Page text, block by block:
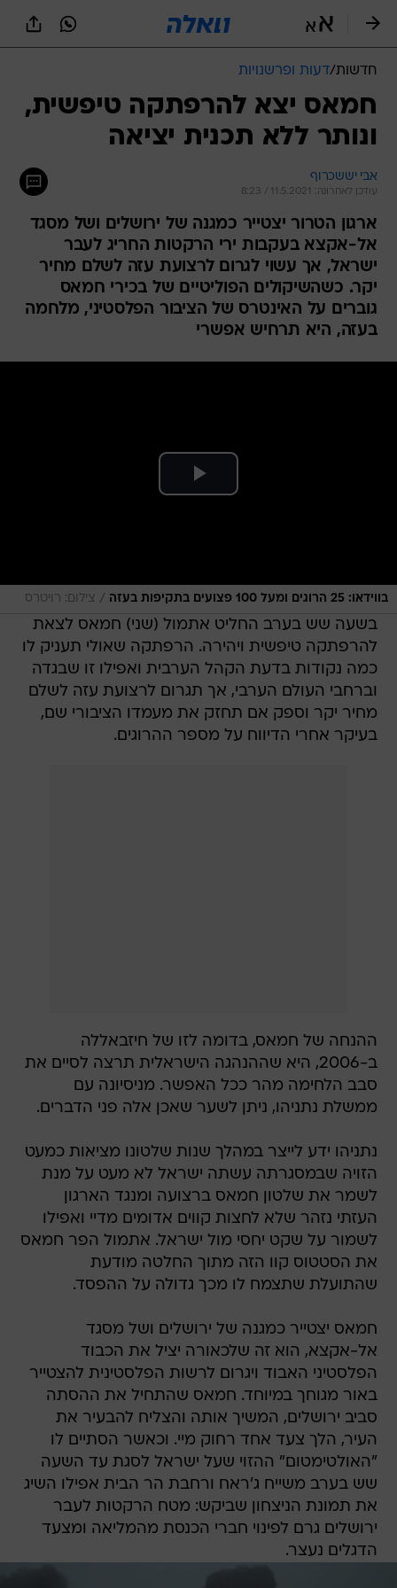
חדשות/דעות ופרשנויות
חמאס יצא להרפתקה טיפשית,
ונותר ללא תכנית יציאה
אבי יששכרוף
עודכן לאחרונה: 11.5.2021 / 8:23
ארגון הטרור יצטייר כמגנה של ירושלים ושל מסגד
אל-אקצא בעקבות ירי הרקטות החריג לעבר
ישראל, אך עשוי לגרום לרצועת עזה לשלם מחיר
יקר. כשהשיקולים הפוליטיים של בכירי חמאס
גוברים על האינטרס של הציבור הפלסטיני, מלחמה
בעזה, היא תרחיש אפשרי
בווידאו: 25 הרוגים ומעל 100 פצועים בתקיפות בעזה / צילום: רויטרס
בשעה שש בערב החליט אתמול (שני) חמאס לצאת
להרפתקה טיפשית ויהירה. הרפתקה שאולי תעניק לו
כמה נקודות בדעת הקהל הערבית ואפילו זו שבגדה
וברחבי העולם הערבי, אך תגרום לרצועת עזה לשלם
מחיר יקר וספק אם תחזק את מעמדו הציבורי שם,
בעיקר אחרי הדיווח על מספר ההרוגים.
ההנחה של חמאס, בדומה לזו של חיזבאללה
ב-2006, היא שההנהגה הישראלית תרצה לסיים את
סבב הלחימה מהר ככל האפשר. מניסיונה עם
ממשלת נתניהו, ניתן לשער שאכן אלה פני הדברים.
נתניהו ידע לייצר במהלך שנות שלטונו מציאות כמעט
הזויה שבמסגרתה עשתה ישראל לא מעט על מנת
לשמר את שלטון חמאס ברצועה ומנגד הארגון
העזתי נזהר שלא לחצות קווים אדומים מדיי ואפילו
לשמור על שקט יחסי מול ישראל. אתמול הפר חמאס
את הסטטוס קוו הזה מתוך החלטה מודעת
שהתועלת שתצמח לו מכך גדולה על ההפסד.
חמאס יצטייר כמגנה של ירושלים ושל מסגד
אל-אקצא, הוא זה שלכאורה יציל את הכבוד
הפלסטיני האבוד ויגרום לרשות הפלסטינית להצטייר
באור מגוחך במיוחד. חמאס שהתחיל את ההסתה
סביב ירושלים, המשיך אותה והצליח להבעיר את
העיר, הלך צעד אחד רחוק מיי. וכאשר הסתיים לו
"האולטימטום" ההזוי שעל ישראל לסגת עד השעה
שש בערב משייח ג'ראח ורחבת הר הבית אפילו השיג
את תמונת הניצחון שביקש: מטח הרקטות לעבר
ירושלים גרם לפינוי חברי הכנסת מהמליאה ומצעד
הדגלים נעצר.